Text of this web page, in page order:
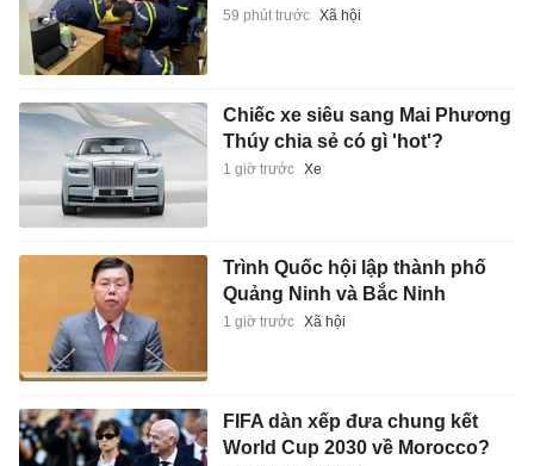
59 phút trước Xã hội
Chiếc xe siêu sang Mai Phương
Thúy chia sẻ có gì 'hot'?
1 giờ trước Xe
Trình Quốc hội lập thành phố
Quảng Ninh và Bắc Ninh
1 giờ trước Xã hội
FIFA dàn xếp đưa chung kết
World Cup 2030 về Morocco?